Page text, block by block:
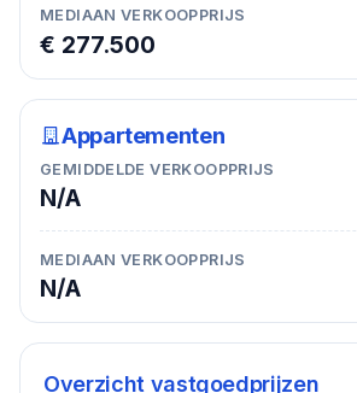
MEDIAAN VERKOOPPRIJS
€ 277.500
Appartementen
GEMIDDELDE VERKOOPPRIJS
N/A
MEDIAAN VERKOOPPRIJS
N/A
Overzicht vastgoedprijzen